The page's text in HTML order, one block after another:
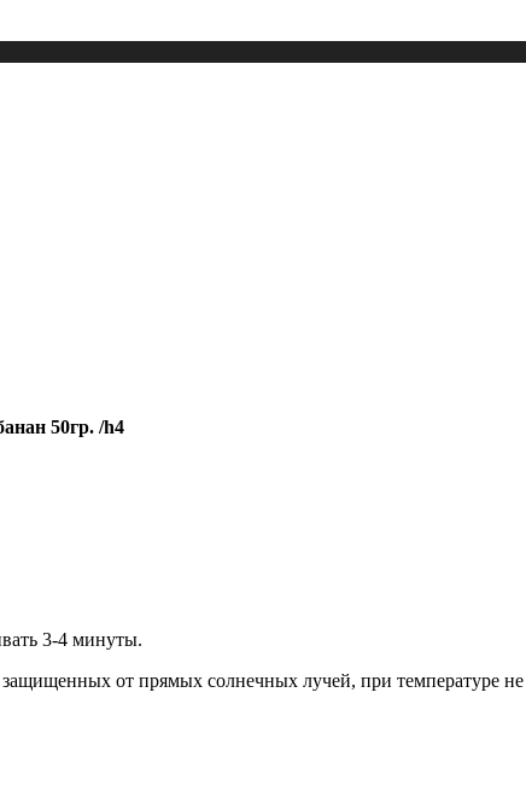
50гр. /h4
3-4 минуты.
от прямых солнечных лучей, при температуре